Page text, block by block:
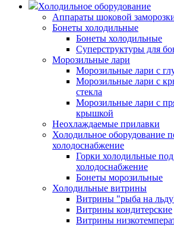
Холодильное оборудование
Аппараты шоковой
Бонеты холодильные
Бонеты холодильные
Суперструктуры для
Морозильные лари
Морозильные лари с
Морозильные лари с
стекла
Морозильные лари с
крышкой
Неохлаждаемые прилавки
Холодильное оборудование
холодоснабжение
Горки холодильные
холодоснабжение
Бонеты морозильные
Холодильные витрины
Витрины "рыба на
Витрины кондитерские
Витрины